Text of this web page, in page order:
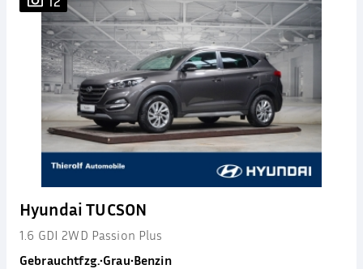
Hyundai TUCSON
1.6 GDI 2WD Passion Plus
Gebrauchtfzg.•Grau•Benzin